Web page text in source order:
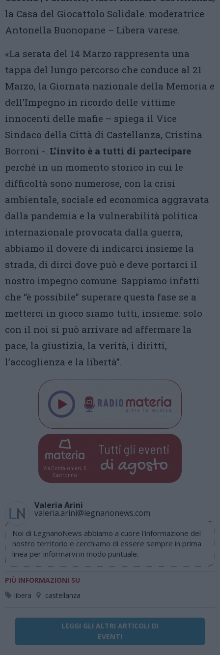
la Casa del Giocattolo Solidale. moderatrice
Antonella Buonopane – Libera varese.
«La serata del 14 Marzo rappresenta una
tappa del lungo percorso che conduce al 21
Marzo, la Giornata nazionale della Memoria e
dell’Impegno in ricordo delle vittime
innocenti delle mafie – spiega il Vice
Sindaco della Città di Castellanza, Cristina
Borroni -. L’invito è a tutti di partecipare
perché in un momento storico in cui le
difficoltà sono numerose, con la crisi
ambientale, sociale ed economica aggravata
dalla pandemia e la vulnerabilità politica
internazionale provocata dalla guerra,
abbiamo il dovere di indicarci insieme la
strada, di dirci dove può e deve portarci il
nostro impegno comune. Sappiamo infatti
che “è possibile” superare questa fase se a
metterci in gioco siamo tutti, insieme: solo
con il noi si può arrivare ad affermare la
pace, la giustizia, la verità, i diritti,
l’accoglienza e la libertà”.
Via Confalonieri, 5
Castronno
Tutti gli eventi
di agosto
Valeria Arini
valeria.arini@legnanonews.com
Noi di LegnanoNews abbiamo a cuore l'informazione del
nostro territorio e cerchiamo di essere sempre in prima
linea per informarvi in modo puntuale.
PIÙ INFORMAZIONI SU
libera
castellanza
LEGGI GLI ALTRI ARTICOLI DI
EVENTI